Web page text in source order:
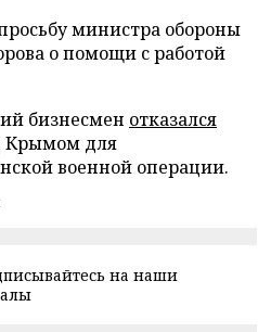
министра обороны
о помощи с работой
бизнесмен отказался
Крымом для
военной операции.
на наши